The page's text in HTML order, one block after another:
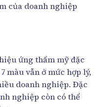
của doanh nghiệp
ứng thẩm mỹ đặc
màu vẫn ở mức hợp lý,
doanh nghiệp. Đặc
nghiệp còn có thể